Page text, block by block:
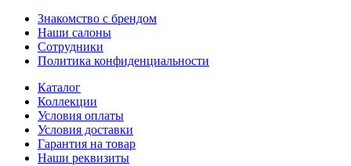
Знакомство с брендом
Наши салоны
Сотрудники
Политика конфиденциальности
Каталог
Коллекции
Условия оплаты
Условия доставки
Гарантия на товар
Наши реквизиты